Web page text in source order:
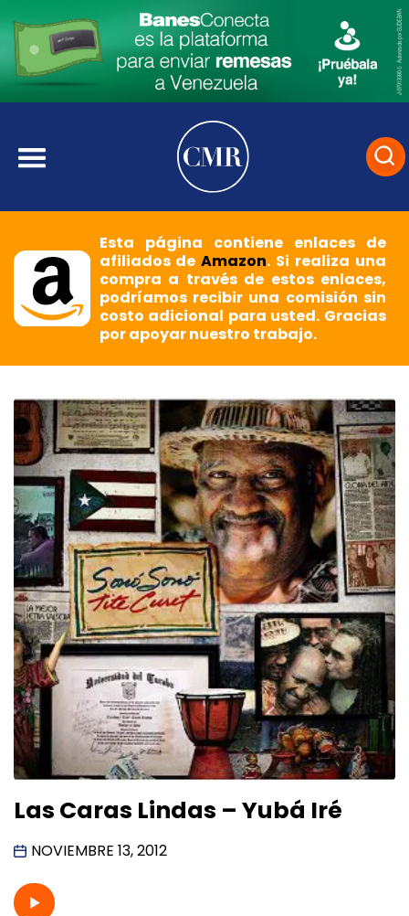
Esta página contiene enlaces de
afiliados deAmazon. Si realiza una
compra a través de estos enlaces,
podríamos recibir una comisión sin
costo adicional para usted. Gracias
por apoyar nuestro trabajo.
Las Caras Lindas – Yubá Iré
NOVIEMBRE 13, 2012